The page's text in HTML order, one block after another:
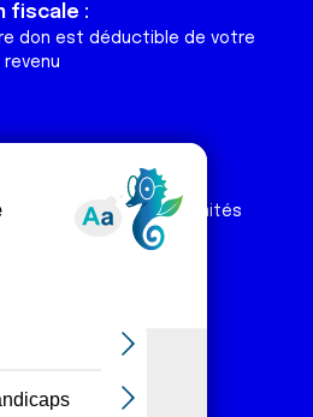
fiscale :
don est déductible de votre
Espace Ligue & comités
Espace chercheur